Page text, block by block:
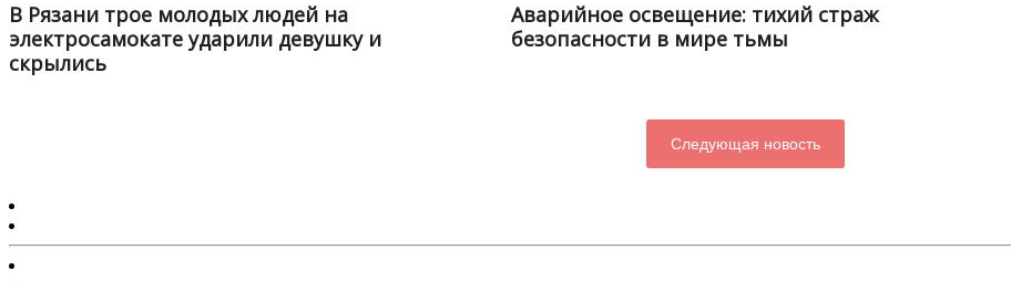
В Рязани трое молодых людей на
электросамокате ударили девушку и
скрылись
Аварийное освещение: тихий страж
безопасности в мире тьмы
Следующая новость